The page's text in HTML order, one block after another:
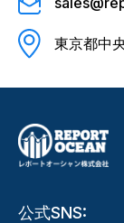
東京都中
公式SNS: